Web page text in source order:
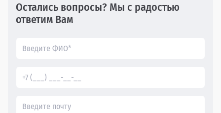
Остались вопросы? Мы с радостью
ответим Вам